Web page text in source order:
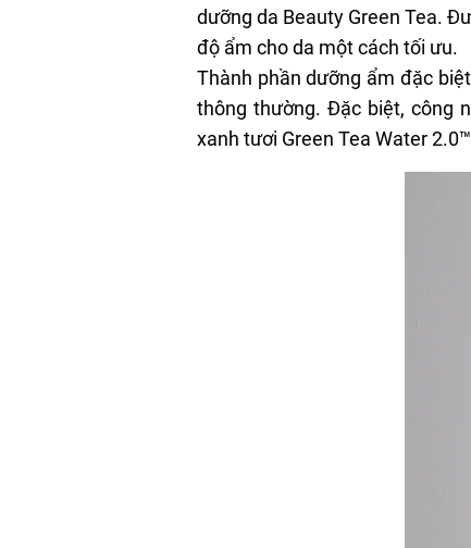
dưỡng da Beauty Green Tea.
độ ẩm cho da một cách tối ưu.
Thành phần dưỡng ẩm đặc
thông thường. Đặc biệt, công
xanh tươi Green Tea Water